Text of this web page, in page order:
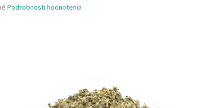
Podrobnosti hodnotenia